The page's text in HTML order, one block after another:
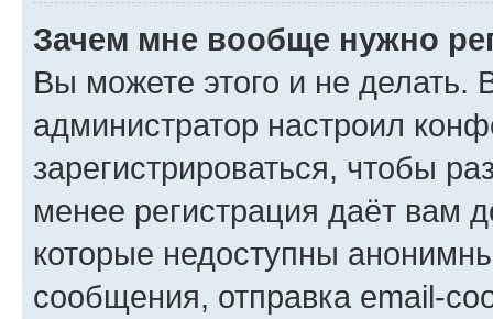
Зачем мне вообще нужно
Вы можете этого и не делать.
администратор настроил
зарегистрироваться, чтобы
менее регистрация даёт вам
которые недоступны
сообщения, отправка email-